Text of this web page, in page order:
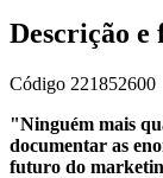
Descrição e
Código 221852600
"Ninguém mais
documentar as
futuro do